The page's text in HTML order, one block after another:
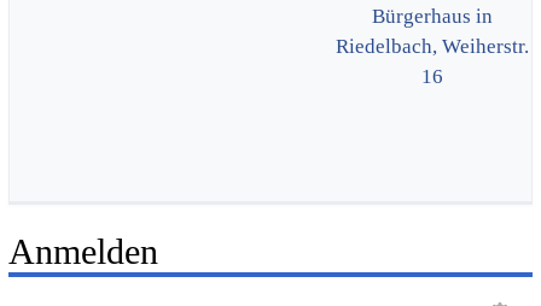
Bürgerhaus in
Riedelbach, Weiherstr.
16
Anmelden